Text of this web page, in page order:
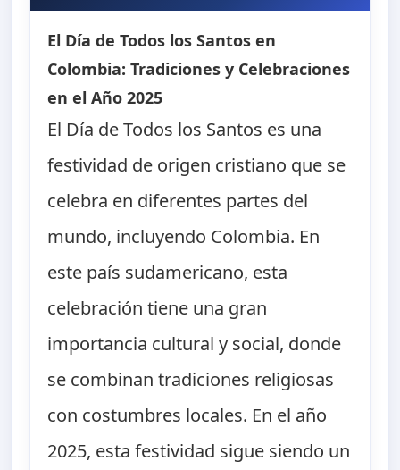
El Día de Todos los Santos en
Colombia: Tradiciones y Celebraciones
en el Año 2025
El Día de Todos los Santos es una
festividad de origen cristiano que se
celebra en diferentes partes del
mundo, incluyendo Colombia. En
este país sudamericano, esta
celebración tiene una gran
importancia cultural y social, donde
se combinan tradiciones religiosas
con costumbres locales. En el año
2025, esta festividad sigue siendo un